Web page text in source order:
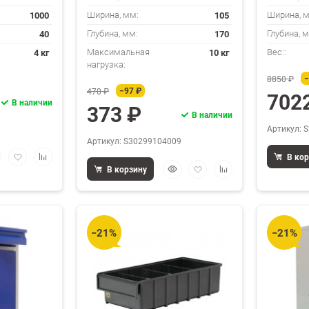
1000
40
4 кг
В наличии
ДобавитьДобавить
Ширина, мм: 105
Глубина, мм: 170
Максимальная
нагрузка:
10 кг
470 ₽ −97 ₽
373 ₽ В наличии
Артикул: S30299104009
БыстрыйДобавить
избранное
Добавить
сравнению
В корзину
Ширина,
Глубина,
Вес::
8850 ₽
Артикул:
В
−21% −21%